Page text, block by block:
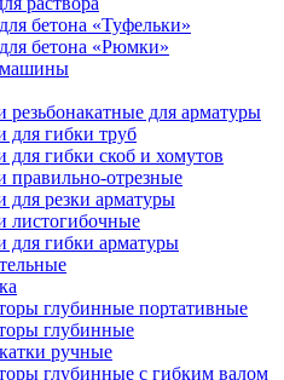
бетона «Туфельки»
бетона «Рюмки»
резьбонакатные для арматуры
для гибки труб
для гибки скоб и хомутов
правильно-отрезные
для резки арматуры
листогибочные
для гибки арматуры
глубинные портативные
глубинные
ручные
глубинные с гибким валом